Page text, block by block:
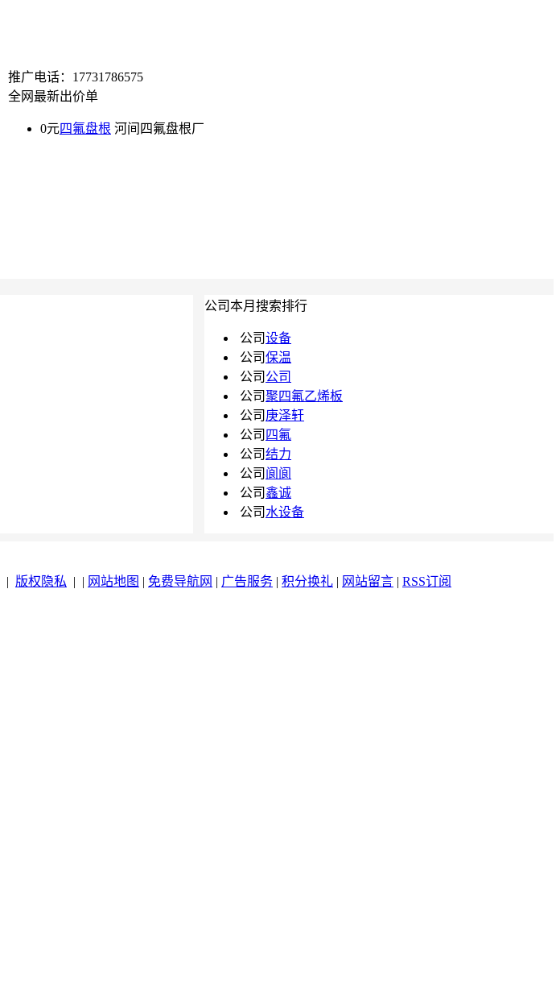
推广电话： 17731786575
全网最新出价单
0元四氟盘根 河间四氟盘根厂
公司本月搜索排行
公司设备
公司保温
公司 公司
公司聚四氟乙烯板
公司 庚泽轩
公司 四氟
公司结力
公司 阆阆
公司鑫诚
公司 水设备
| 版权隐私 | | 网站地图 | 免费导航网 | 广告服务 | 积分换礼 | 网站留言 | RSS订阅